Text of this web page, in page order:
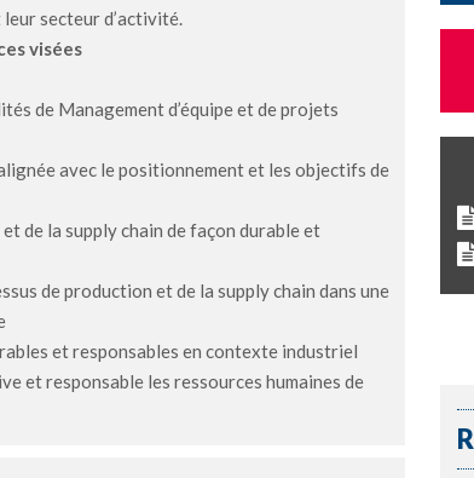
secteur d’activité.
visées
de Management d’équipe et de projets
avec le positionnement et les objectifs de
de la supply chain de façon durable et
de production et de la supply chain dans une
et responsables en contexte industriel
et responsable les ressources humaines de